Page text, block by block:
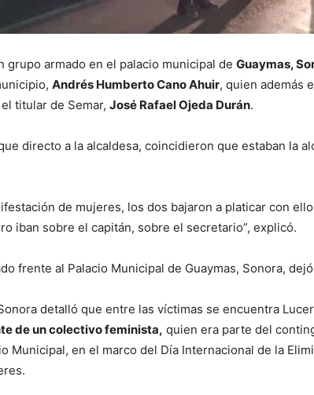
grupo armado en el palacio municipal de Guaymas,
Andrés Humberto Cano Ahuir, quien además
titular de Semar, José Rafael Ojeda Durán.
directo a la alcaldesa, coincidieron que estaban la
de mujeres, los dos bajaron a platicar con
iban sobre el capitán, sobre el secretario”, explicó.
frente al Palacio Municipal de Guaymas, Sonora,
detalló que entre las víctimas se encuentra
de un colectivo feminista, quien era parte del
Municipal, en el marco del Día Internacional de la